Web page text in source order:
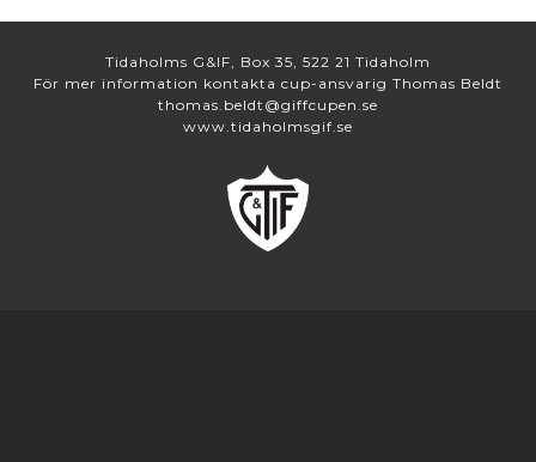
Tidaholms G&IF, Box 35, 522 21 Tidaholm
För mer information kontakta cup-ansvarig Thomas Beldt
thomas.beldt@giffcupen.se
www.tidaholmsgif.se